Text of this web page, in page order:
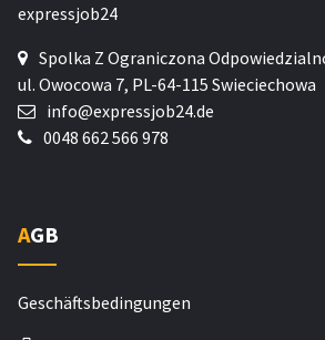
expressjob24
Spolka Z Ograniczona
ul. Owocowa 7, PL-64-115 Swieciechowa
info@expressjob24.de
0048 662 566 978
AGB
Geschäftsbedingungen